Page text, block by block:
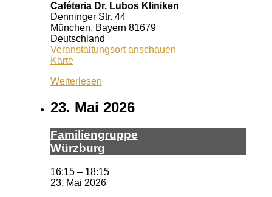
Caféteria Dr. Lubos Kliniken
Denninger Str. 44
München, Bayern 81679
Deutschland
Veranstaltungsort anschauen
KarteCaféteria
Lubos
Weiterlesen
23. Mai 2026
Fa­mi­li­en­grup­pe
Würz­burg
16:15 – 18:15
23. Mai 2026